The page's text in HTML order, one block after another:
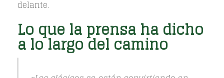
delante.
Lo que la prensa ha dicho
a lo largo del camino